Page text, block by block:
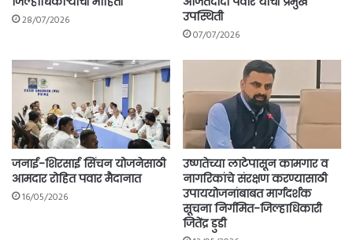
28/07/2026
उपस्थिती
07/07/2026
जनाई-शिरसाई सिंचन योजनेसाठी
आमदार रोहित पवार मैदानात
16/05/2026
उष्णतेच्या लाटेपासून कामगार व
नागरिकांचे संरक्षण करण्यासाठी
उपाययोजनांबाबत मार्गदर्शक
सूचना निर्गमित-जिल्हाधिकारी
जितेंद्र डुडी